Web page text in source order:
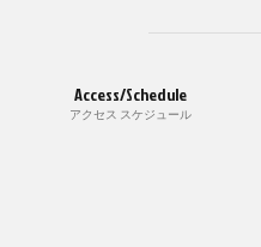
Access/Schedule
アクセス スケジュール